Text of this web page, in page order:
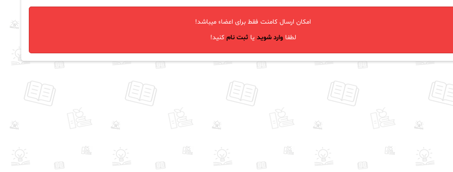
امکان ارسال کامنت فقط برای اعضاء میباشد!
لطفاوارد شوید یاثبت نام کنید!